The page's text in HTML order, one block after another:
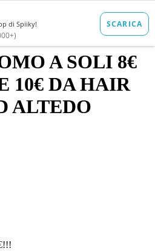
A SOLI 8€
10€ DA HAIR
ALTEDO